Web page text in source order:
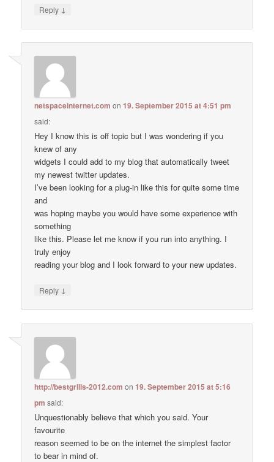
Reply ↓
netspaceinternet.com on19. September 2015 at 4:51 pm
said:
Hey I know this is off topic but I was wondering if you
knew of any
widgets I could add to my blog that automatically tweet
my newest twitter updates.
I’ve been looking for a plug-in like this for quite some time
and
was hoping maybe you would have some experience with
something
like this. Please let me know if you run into anything. I
truly enjoy
reading your blog and I look forward to your new updates.
Reply ↓
http://bestgrills-2012.com on19. September 2015 at 5:16
pm said:
Unquestionably believe that which you said. Your
favourite
reason seemed to be on the internet the simplest factor
to bear in mind of.